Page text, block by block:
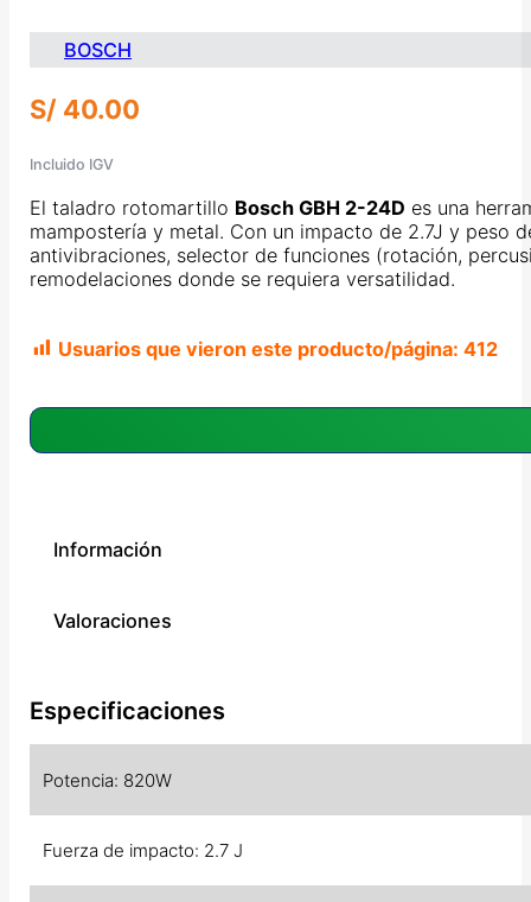
BOSCH
S/ 40.00
Incluido IGV
El taladro rotomartillo Bosch GBH 2-24D es una
mampostería y metal. Con un impacto de 2.7J y peso
antivibraciones, selector de funciones (rotación,
remodelaciones donde se requiera versatilidad.
Usuarios que vieron este producto/página: 412
Información
Valoraciones
Especificaciones
Potencia: 820W
Fuerza de impacto: 2.7 J